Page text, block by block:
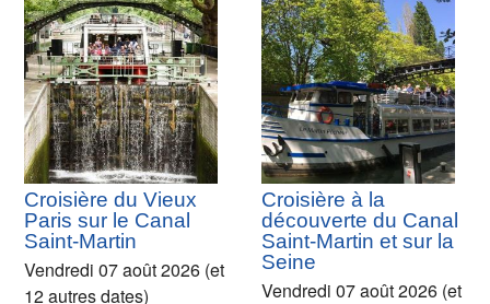
Croisière du Vieux
Paris sur le Canal
Saint-Martin
Vendredi 07 août 2026 (et
12 autres dates)
Croisière à la
découverte du Canal
Saint-Martin et sur la
Seine
Vendredi 07 août 2026 (et